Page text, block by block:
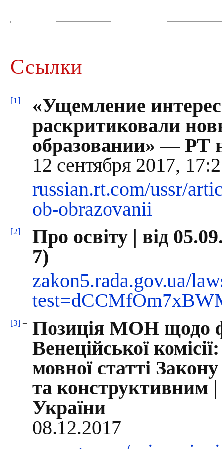
Ссылки
[1] –
«Ущемление
раскритиковали
образовании» — РТ
12 сентября 2017,
russian.rt.com/ussr/
ob-obrazovanii
[2] – Про освіту | від
7)
zakon5.rada.gov.ua/
[3] – Позиція МОН щодо
Венеційської
мовної статті
та конструктивним |
України
08.12.2017